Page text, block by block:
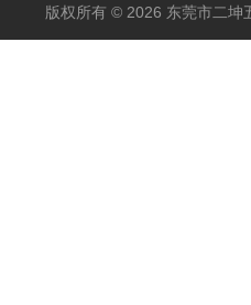
版权所有 © 2026 东莞市二坤